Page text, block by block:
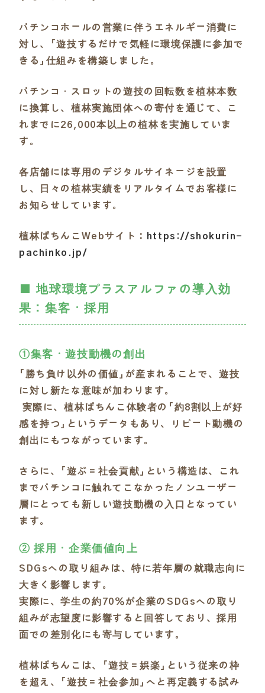
パチンコホールの営業に伴うエネルギー消費に
対し、「遊技するだけで気軽に環境保護に参加で
きる」仕組みを構築しました。
パチンコ・スロットの遊技の回転数を植林本数
に換算し、植林実施団体への寄付を通じて、こ
れまでに26,000本以上の植林を実施していま
す。
各店舗には専用のデジタルサイネージを設置
し、日々の植林実績をリアルタイムでお客様に
お知らせしています。
植林ぱちんこWebサイト：
https://shokurin-
pachinko.jp/
■ 地球環境プラスアルファの導入効
果：集客・採用
①集客・遊技動機の創出
「勝ち負け以外の価値」が産まれることで、遊技
に対し新たな意味が加わります。
実際に、植林ぱちんこ体験者の「約8割以上が好
感を持つ」というデータもあり、リピート動機の
創出にもつながっています。
さらに、「遊ぶ＝社会貢献」という構造は、これ
までパチンコに触れてこなかったノンユーザー
層にとっても新しい遊技動機の入口となってい
ます。
② 採用・企業価値向上
SDGsへの取り組みは、特に若年層の就職志向に
大きく影響します。
実際に、学生の約70％が企業のSDGsへの取り
組みが志望度に影響すると回答しており、採用
面での差別化にも寄与しています。
植林ぱちんこは、「遊技＝娯楽」という従来の枠
を超え、「遊技＝社会参加」へと再定義する試み